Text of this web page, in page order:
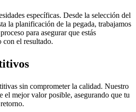
específicas. Desde la selección del
la planificación de la pegada, trabajamos
para asegurar que estás
con el resultado.
sin comprometer la calidad. Nuestro
el mejor valor posible, asegurando que tu